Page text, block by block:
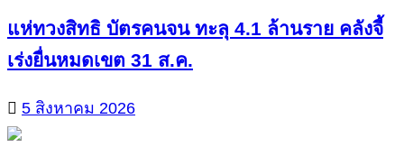
แห่ทวงสิทธิ บัตรคนจน ทะลุ 4.1 ล้านราย คลังจี้
เร่งยื่นหมดเขต 31 ส.ค.
5 สิงหาคม 2026